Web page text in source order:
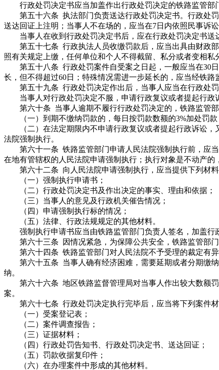
行政处罚决定书应当加盖作出行政处罚决定的铁路监管部
第五十六条 执法部门负责送达行政处罚决定书。行政处罚
送达回证上注明；当事人不在场的，应当在7日内依照民事诉
当事人在收到行政处罚决定书后，应在行政处罚决定书送
第五十七条 行政执法人员收缴罚款后，应当出具由财政部
照有关规定上缴，任何单位和个人不得截留、私分或者变相私
第五十八条 行政处罚案件自受案之日起，一般应当在30日
长，但不得超过60日；特殊情况需进一步延长的，应当经铁
第五十九条 行政处罚决定作出后，当事人应当在行政
当事人对行政处罚决定不服，申请行政复议或者提起行政
第六十条 当事人逾期不履行行政处罚决定的，铁路监管部
（一）到期不缴纳罚款的，每日按罚款数额的3%加处罚款
（二）在法定期限内不申请行政复议或者提起行政诉讼，
法院强制执行。
第六十一条 铁路监管部门申请人民法院强制执行前，应当
在地有管辖权的人民法院申请强制执行；执行对象是不动产
第六十二条 向人民法院申请强制执行，应当提供下列材
（一）强制执行申请书；
（二）行政处罚决定书及作出决定的事实、理由和依据；
（三）当事人的意见及行政机关催告情况；
（四）申请强制执行标的情况；
（五）法律、行政法规规定的其他材料。
强制执行申请书应当由铁路监管部门负责人签名，加盖行
第六十三条 因情况紧急，为保障公共安全，铁路监管部门
第六十四条 铁路监管部门对人民法院不予受理的裁定有异
第六十五条 当事人确有经济困难，需要延期或者分期缴纳
纳。
第六十六条 地区铁路监督管理局对当事人作出较大数额罚
案。
第六十七条 行政处罚决定执行完毕后，应当将下列案件材
（一）受案登记表；
（二）案件调查报告；
（三）证据材料；
（四）行政处罚告知书、行政处罚决定书、送达回证；
（五）罚款收据复印件；
（六）在办理案件中形成的其他材料。